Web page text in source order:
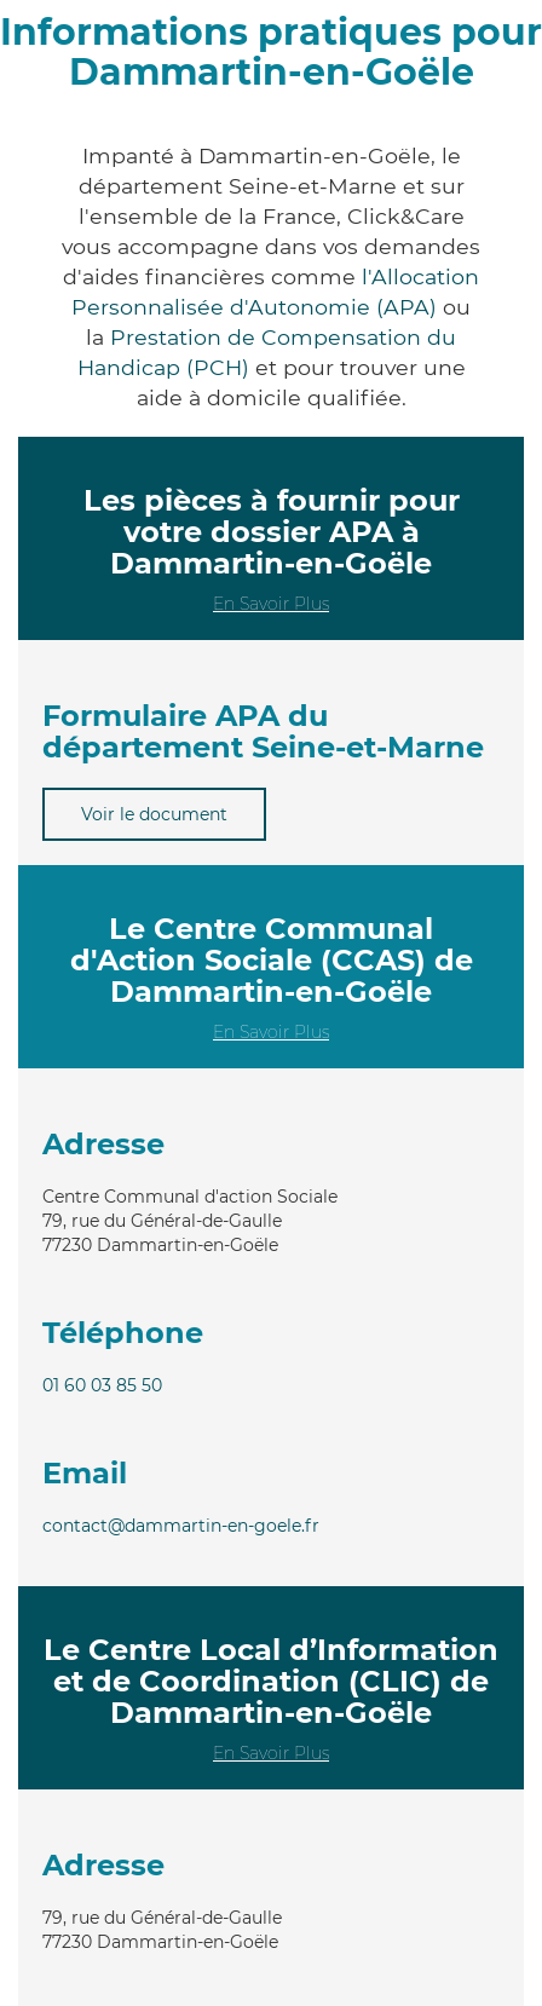
Informations pratiques pour
Dammartin-en-Goële
Impanté à Dammartin-en-Goële, le
département Seine-et-Marne et sur
l'ensemble de la France, Click&Care
vous accompagne dans vos demandes
d'aides financières comme l'Allocation
Personnalisée d'Autonomie (APA) ou
la Prestation de Compensation du
Handicap (PCH) et pour trouver une
aide à domicile qualifiée.
Les pièces à fournir pour
votre dossier APA à
Dammartin-en-Goële
En Savoir Plus
Formulaire APA du
département Seine-et-Marne
Voir le document
Le Centre Communal
d'Action Sociale (CCAS) de
Dammartin-en-Goële
En Savoir Plus
Adresse
Centre Communal d'action Sociale
79, rue du Général-de-Gaulle
77230 Dammartin-en-Goële
Téléphone
01 60 03 85 50
Email
contact@dammartin-en-goele.fr
Le Centre Local d’Information
et de Coordination (CLIC) de
Dammartin-en-Goële
En Savoir Plus
Adresse
79, rue du Général-de-Gaulle
77230 Dammartin-en-Goële